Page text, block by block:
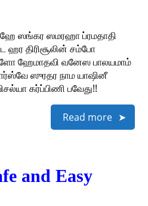
ஹே ஸங்கர ஸமரஹா ப்ரமதாதி
ஹர திரிசூலின் சம்போ
ஹேமாதவி வனேஸ பாலயமாம்
ஸுரதர நாம யாஷினீ
கர்ப்பிணி பவேது!!
Read more
and Easy